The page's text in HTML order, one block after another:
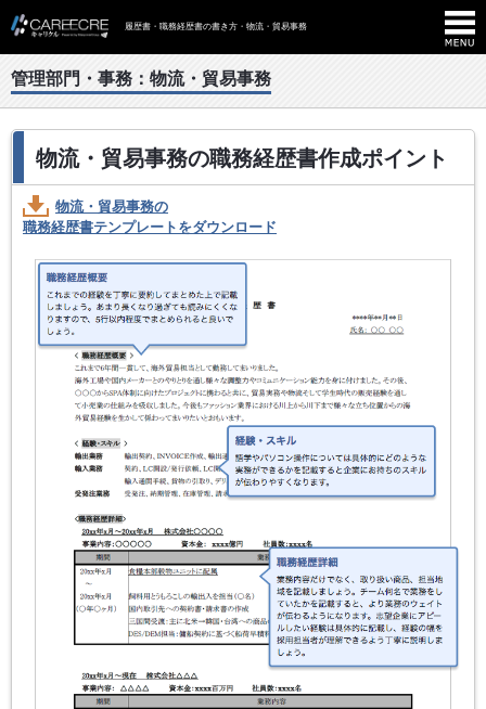
履歴書・職務経歴書の書き方・物流・貿易事務
管理部門・事務：物流・貿易事務
物流・貿易事務の職務経歴書作成ポイント
物流・貿易事務の
職務経歴書テンプレートをダウンロード